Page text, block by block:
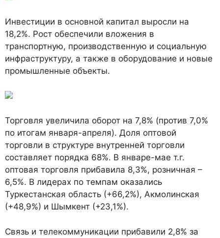
Инвестиции в основной капитал выросли на
18,2%. Рост обеспечили вложения в
транспортную, производственную и социальную
инфраструктуру, а также в оборудование и новые
промышленные объекты.
Торговля увеличила оборот на 7,8% (против 7,0%
по итогам января-апреля). Доля оптовой
торговли в структуре внутренней торговли
составляет порядка 68%. В январе-мае т.г.
оптовая торговля прибавила 8,3%, розничная –
6,5%. В лидерах по темпам оказались
Туркестанская область (+66,2%), Акмолинская
(+48,9%) и Шымкент (+23,1%).
Связь и телекоммуникации прибавили 2,8% за